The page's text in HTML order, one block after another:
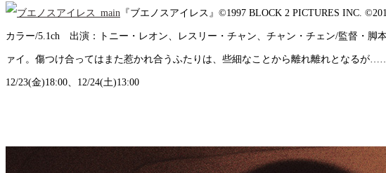
『ブエノスアイレス』©1997 BLOCK 2 PICTURES INC.
カラー/5.1ch 出演：トニー・レオン、レスリー・チャン、チャン・チェン/監督・
ァイ。傷つけ合ってはまた惹かれ合うふたりは、些細なことから離れ離れとなるが
12/23(金)18:00、12/24(土)13:00